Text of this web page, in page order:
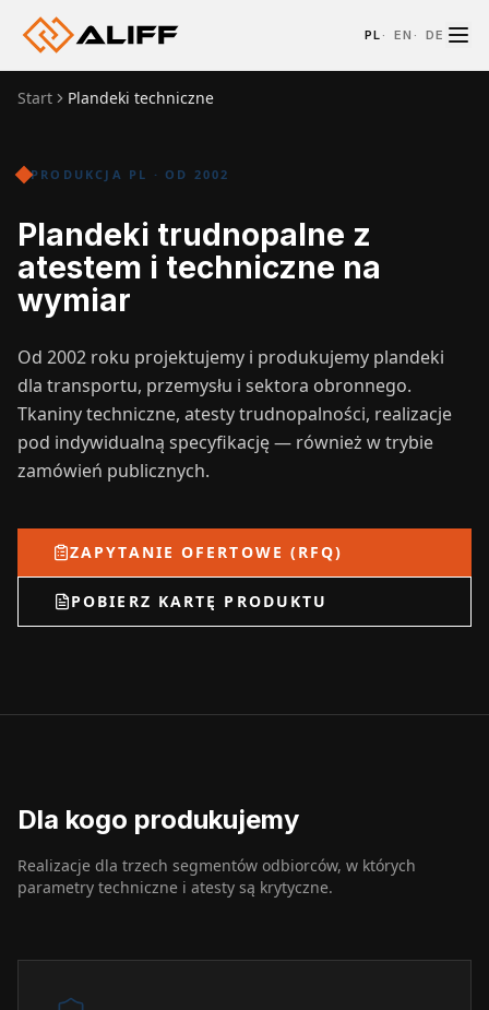
PL · EN · DE
Start Plandeki techniczne
PRODUKCJA PL · OD 2002
Plandeki trudnopalne z
atestem i techniczne na
wymiar
Od 2002 roku projektujemy i produkujemy plandeki
dla transportu, przemysłu i sektora obronnego.
Tkaniny techniczne, atesty trudnopalności, realizacje
pod indywidualną specyfikację — również w trybie
zamówień publicznych.
ZAPYTANIE OFERTOWE (RFQ)
POBIERZ KARTĘ PRODUKTU
Dla kogo produkujemy
Realizacje dla trzech segmentów odbiorców, w których
parametry techniczne i atesty są krytyczne.